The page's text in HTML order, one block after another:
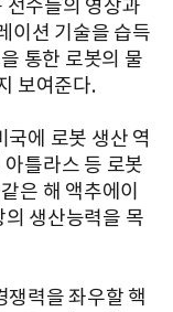
선수들의 영상과
이션 기술을 습득
통한 로봇의 물
보여준다.
에 로봇 생산 역
틀라스 등 로봇
은 해 액추에이
생산능력을 목
쟁력을 좌우할 핵